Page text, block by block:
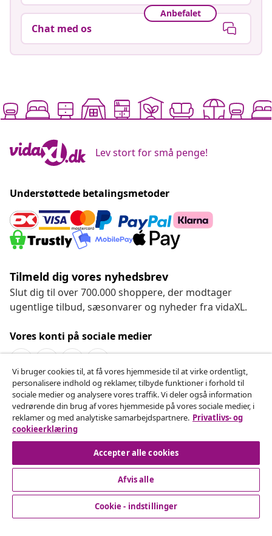
Anbefalet
Chat med os
Lev stort for små penge!
Understøttede betalingsmetoder
Tilmeld dig vores nyhedsbrev
Slut dig til over 700.000 shoppere, der modtager
ugentlige tilbud, sæsonvarer og nyheder fra vidaXL.
Vores konti på sociale medier
Fortryd køb
Indsend en anmodning om at fortryde din ordre.
Fortryd køb
Kundeservice
Vi bruger cookies til, at få vores hjemmeside til at virke ordentligt,
personalisere indhold og reklamer, tilbyde funktioner i forhold til
sociale medier og analysere vores traffik. Vi deler også information
vedrørende din brug af vores hjemmeside på vores sociale medier, i
reklamer og med analytiske samarbejdspartnere. Privatlivs- og
cookieerklæring
Accepter alle cookies
Afvis alle
Cookie - indstillinger